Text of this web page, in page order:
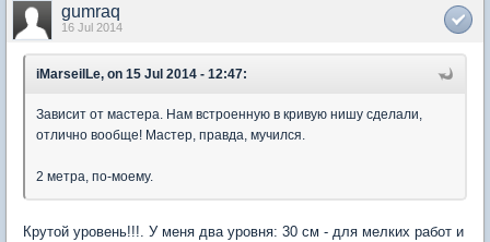
gumraq
16 Jul 2014
iMarseilLe, on 15 Jul 2014 - 12:47:
Зависит от мастера. Нам встроенную в кривую нишу сделали,
отлично вообще! Мастер, правда, мучился.
2 метра, по-моему.
Крутой уровень!!!. У меня два уровня: 30 см - для мелких работ и